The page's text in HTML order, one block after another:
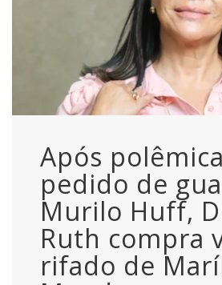
Após
pedido de
Murilo Huff,
Ruth compra
rifado de